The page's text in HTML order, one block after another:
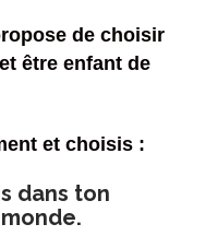
de choisir
être enfant de
et choisis :
dans ton